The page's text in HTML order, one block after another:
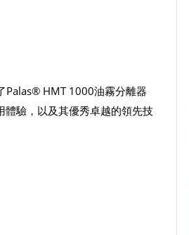
Palas® HMT 1000油霧分離器
驗，以及其優秀卓越的領先技